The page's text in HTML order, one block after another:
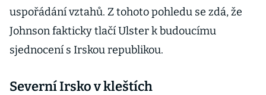
uspořádání vztahů. Z tohoto pohledu se zdá, že
Johnson fakticky tlačí Ulster k budoucímu
sjednocení s Irskou republikou.
Severní Irsko v kleštích